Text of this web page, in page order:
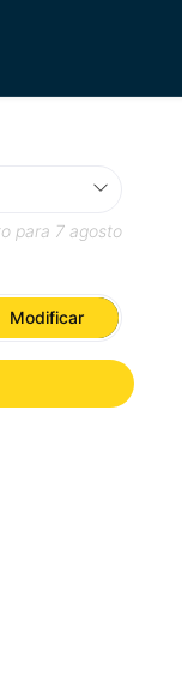
para 7 agosto
Modificar